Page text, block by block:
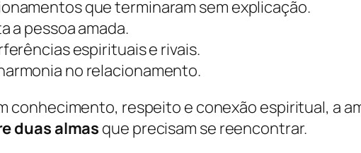
que terminaram sem explicação.
a pessoa amada.
espirituais e rivais.
no relacionamento.
conhecimento, respeito e conexão espiritual, a
duas almas que precisam se reencontrar.